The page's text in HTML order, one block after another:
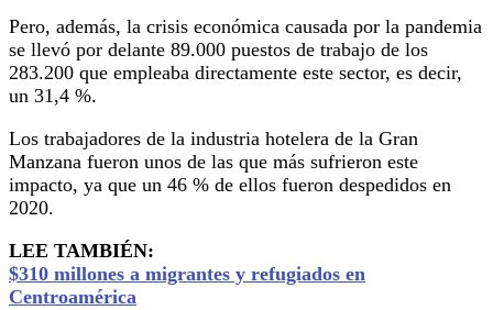
Pero, además, la crisis económica causada por la pandemia
se llevó por delante 89.000 puestos de trabajo de los
283.200 que empleaba directamente este sector, es decir,
un 31,4 %.
Los trabajadores de la industria hotelera de la Gran
Manzana fueron unos de las que más sufrieron este
impacto, ya que un 46 % de ellos fueron despedidos en
2020.
LEE TAMBIÉN:
$310 millones a migrantes y refugiados en
Centroamérica